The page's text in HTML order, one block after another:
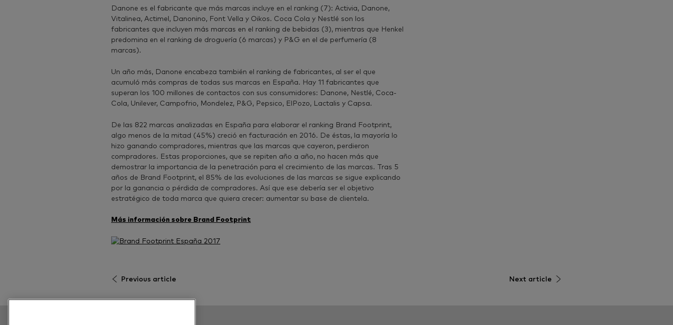
Danone es el fabricante que más marcas incluye en el ranking (7): Activia, Danone,
Vitalinea, Actimel, Danonino, Font Vella y Oikos. Coca Cola y Nestlé son los
fabricantes que incluyen más marcas en el ranking de bebidas (3), mientras que Henkel
predomina en el ranking de droguería (6 marcas) y P&G en el de perfumería (8
marcas).
Un año más, Danone encabeza también el ranking de fabricantes, al ser el que
acumuló más compras de todas sus marcas en España. Hay 11 fabricantes que
superan los 100 millones de contactos con sus consumidores: Danone, Nestlé, Coca-
Cola, Unilever, Campofrio, Mondelez, P&G, Pepsico, ElPozo, Lactalis y Capsa.
De las 822 marcas analizadas en España para elaborar el ranking Brand Footprint,
algo menos de la mitad (45%) creció en facturación en 2016. De éstas, la mayoría lo
hizo ganando compradores, mientras que las marcas que cayeron, perdieron
compradores. Estas proporciones, que se repiten año a año, no hacen más que
demostrar la importancia de la penetración para el crecimiento de las marcas. Tras 5
años de Brand Footprint, el 85% de las evoluciones de las marcas se sigue explicando
por la ganancia o pérdida de compradores. Así que ese debería ser el objetivo
estratégico de toda marca que quiera crecer: aumentar su base de clientela.
Más información sobre Brand Footprint
Previous article Next article